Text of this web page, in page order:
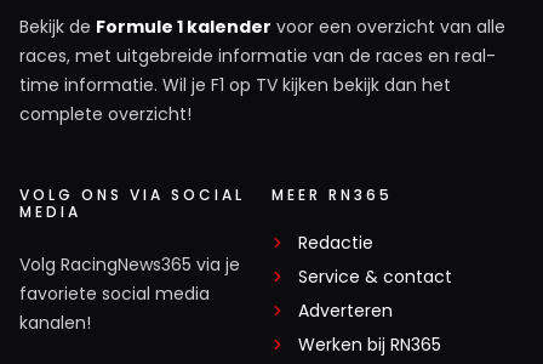
Bekijk de Formule 1 kalender voor een overzicht van alle
races, met uitgebreide informatie van de races en real-
time informatie. Wil je F1 op TV kijken bekijk dan het
complete overzicht!
VOLG ONS VIA SOCIAL
MEDIA
Volg RacingNews365 via je
favoriete social media
kanalen!
MEER RN365
Redactie
Service & contact
Adverteren
Werken bij RN365